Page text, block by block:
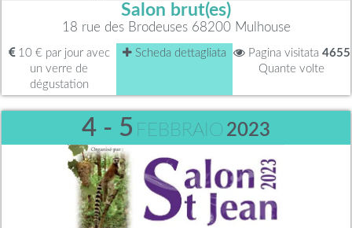
Salon brut(es)
18 rue des Brodeuses 68200 Mulhouse
10 € par jour avec
un verre de
dégustation
Scheda dettagliata Pagina visitata 4655
Quante volte
4 - 5 FEBBRAIO 2023